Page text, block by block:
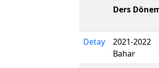
Ders
Detay
2021-2022
Bahar